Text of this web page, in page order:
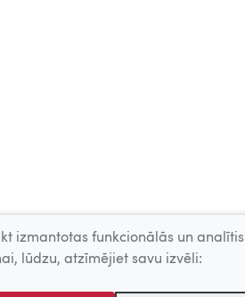
izmantotas funkcionālās un
lūdzu, atzīmējiet savu izvēli: